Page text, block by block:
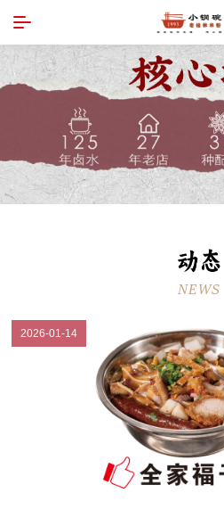
NEWS
2026-01-14